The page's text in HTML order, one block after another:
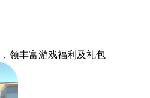
，领丰富游戏福利 及礼包